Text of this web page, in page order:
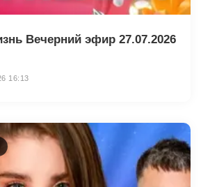
Вечерний эфир 27.07.2026
16:13